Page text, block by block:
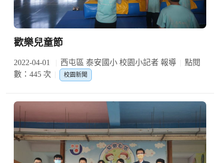
歡樂兒童節
2022-04-01 西屯區 泰安國小 校園小記者 報導
點閱
數：445 次
校園新聞